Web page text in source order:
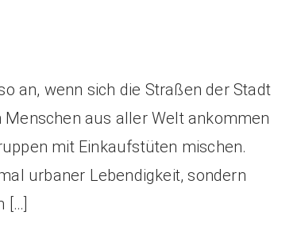
an, wenn sich die Straßen der Stadt
aus aller Welt ankommen
mit Einkaufstüten mischen.
urbaner Lebendigkeit, sondern
[…]